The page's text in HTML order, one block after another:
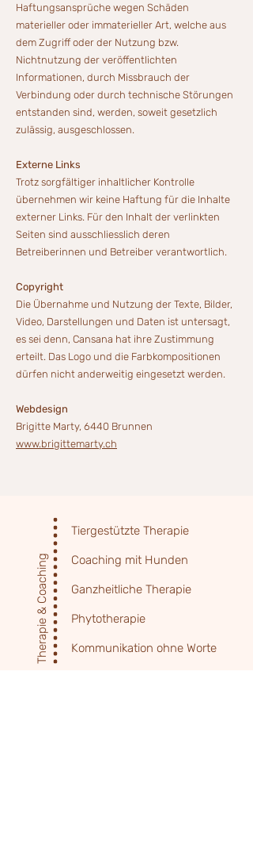
Haftungsansprüche wegen Schäden
materieller oder immaterieller Art, welche aus
dem Zugriff oder der Nutzung bzw.
Nichtnutzung der veröffentlichten
Informationen, durch Missbrauch der
Verbindung oder durch technische Störungen
entstanden sind, werden, soweit gesetzlich
zulässig, ausgeschlossen.
Externe Links
Trotz sorgfältiger inhaltlicher Kontrolle
übernehmen wir keine Haftung für die Inhalte
externer Links. Für den Inhalt der verlinkten
Seiten sind ausschliesslich deren
Betreiberinnen und Betreiber verantwortlich.
Copyright
Die Übernahme und Nutzung der Texte, Bilder,
Video, Darstellungen und Daten ist untersagt,
es sei denn, Cansana hat ihre Zustimmung
erteilt. Das Logo und die Farbkompositionen
dürfen nicht anderweitig eingesetzt werden.
Webdesign
Brigitte Marty, 6440 Brunnen
www.brigittemarty.ch
Tiergestützte Therapie
Coaching mit Hunden
Ganzheitliche Therapie
Phytotherapie
Kommunikation ohne Worte
Therapie & Coaching